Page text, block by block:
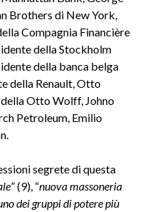
Brothers di New York,
Compagnia Financière
della Stockholm
della banca belga
della Renault, Otto
Otto Wolff, Johno
Petroleum, Emilio
segrete di questa
” (9), “nuova massoneria
dei gruppi di potere più